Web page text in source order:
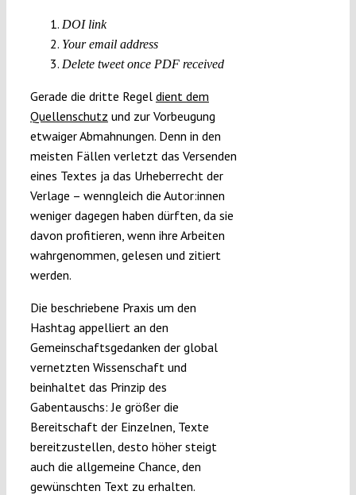
DOI link
Your email address
Delete tweet once PDF received
Gerade die dritte Regel dient dem
Quellenschutz und zur Vorbeugung
etwaiger Abmahnungen. Denn in den
meisten Fällen verletzt das Versenden
eines Textes ja das Urheberrecht der
Verlage – wenngleich die Autor:innen
weniger dagegen haben dürften, da sie
davon profitieren, wenn ihre Arbeiten
wahrgenommen, gelesen und zitiert
werden.
Die beschriebene Praxis um den
Hashtag appelliert an den
Gemeinschaftsgedanken der global
vernetzten Wissenschaft und
beinhaltet das Prinzip des
Gabentauschs: Je größer die
Bereitschaft der Einzelnen, Texte
bereitzustellen, desto höher steigt
auch die allgemeine Chance, den
gewünschten Text zu erhalten.